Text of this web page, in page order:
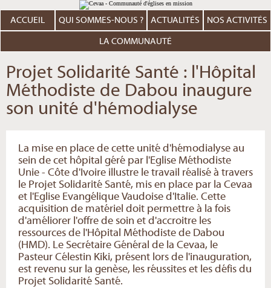
au
contenu.
Aller
personnels
ACCUEIL QUI SOMMES-NOUS ? ACTUALITÉS NOS ACTIVITÉS
LA COMMUNAUTÉ
Projet Solidarité Santé : l'Hôpital
Méthodiste de Dabou inaugure
son unité d'hémodialyse
La mise en place de cette unité d'hémodialyse au
sein de cet hôpital géré par l'Eglise Méthodiste
Unie - Côte d'Ivoire illustre le travail réalisé à travers
le Projet Solidarité Santé, mis en place par la Cevaa
et l'Eglise Evangélique Vaudoise d'Italie. Cette
acquisition de matériel doit permettre à la fois
d'améliorer l'offre de soin et d'accroitre les
ressources de l'Hôpital Méthodiste de Dabou
(HMD). Le Secrétaire Général de la Cevaa, le
Pasteur Célestin Kiki, présent lors de l'inauguration,
est revenu sur la genèse, les réussites et les défis du
Projet Solidarité Santé.